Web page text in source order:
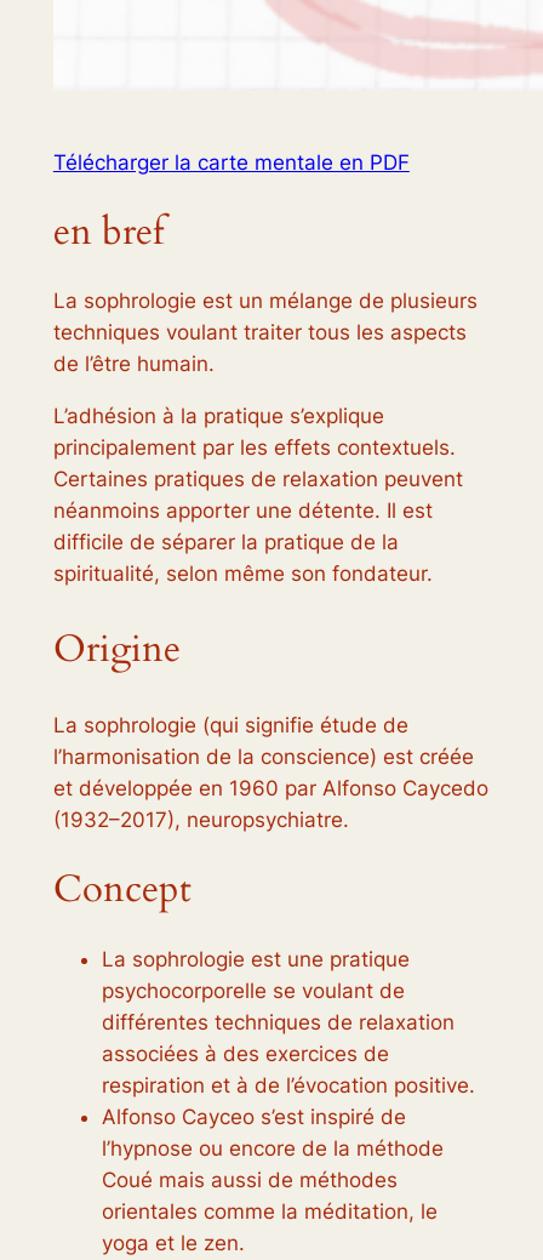
Télécharger la carte mentale en PDF
en bref
La sophrologie est un mélange de plusieurs
techniques voulant traiter tous les aspects
de l’être humain.
L’adhésion à la pratique s’explique
principalement par les effets contextuels.
Certaines pratiques de relaxation peuvent
néanmoins apporter une détente. Il est
difficile de séparer la pratique de la
spiritualité, selon même son fondateur.
Origine
La sophrologie (qui signifie étude de
l’harmonisation de la conscience) est créée
et développée en 1960 par Alfonso Caycedo
(1932–2017), neuropsychiatre.
Concept
La sophrologie est une pratique
psychocorporelle se voulant de
différentes techniques de relaxation
associées à des exercices de
respiration et à de l’évocation positive.
Alfonso Cayceo s’est inspiré de
l’hypnose ou encore de la méthode
Coué mais aussi de méthodes
orientales comme la méditation, le
yoga et le zen.